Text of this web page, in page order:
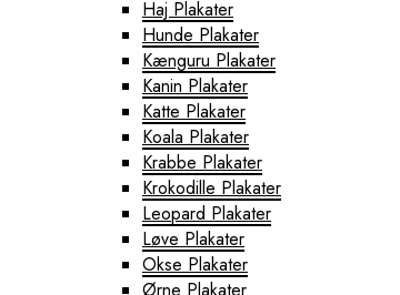
Haj Plakater
Hunde Plakater
Kænguru Plakater
Kanin Plakater
Katte Plakater
Koala Plakater
Krabbe Plakater
Krokodille Plakater
Leopard Plakater
Løve Plakater
Okse Plakater